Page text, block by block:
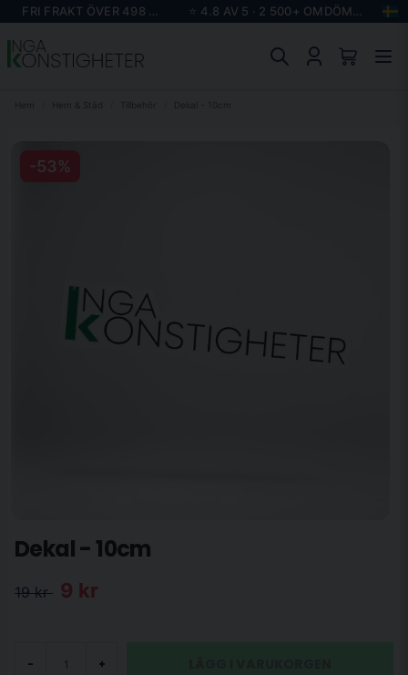
FRI FRAKT ÖVER 498 KR ⭐ 4.8 AV 5 · 2 500+ OMDÖMEN
-53%
Dekal - 10cm
19 kr 9 kr
- +